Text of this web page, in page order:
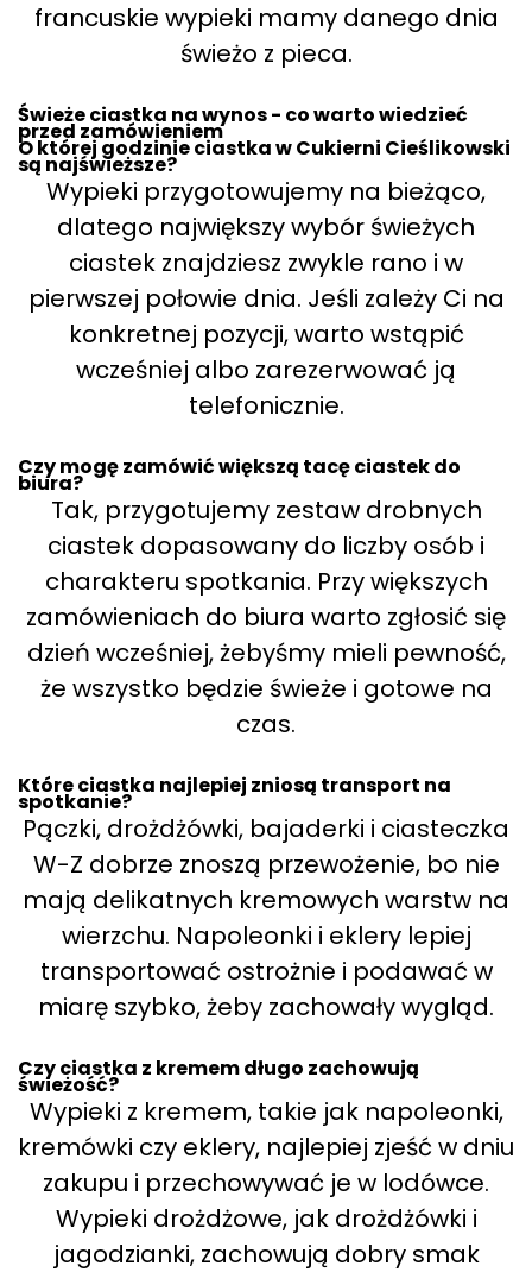
francuskie wypieki mamy danego dnia
świeżo z pieca.
Świeże ciastka na wynos - co warto wiedzieć
przed zamówieniem
O której godzinie ciastka w Cukierni Cieślikowski
są najświeższe?
Wypieki przygotowujemy na bieżąco,
dlatego największy wybór świeżych
ciastek znajdziesz zwykle rano i w
pierwszej połowie dnia. Jeśli zależy Ci na
konkretnej pozycji, warto wstąpić
wcześniej albo zarezerwować ją
telefonicznie.
Czy mogę zamówić większą tacę ciastek do
biura?
Tak, przygotujemy zestaw drobnych
ciastek dopasowany do liczby osób i
charakteru spotkania. Przy większych
zamówieniach do biura warto zgłosić się
dzień wcześniej, żebyśmy mieli pewność,
że wszystko będzie świeże i gotowe na
czas.
Które ciastka najlepiej zniosą transport na
spotkanie?
Pączki, drożdżówki, bajaderki i ciasteczka
W-Z dobrze znoszą przewożenie, bo nie
mają delikatnych kremowych warstw na
wierzchu. Napoleonki i eklery lepiej
transportować ostrożnie i podawać w
miarę szybko, żeby zachowały wygląd.
Czy ciastka z kremem długo zachowują
świeżość?
Wypieki z kremem, takie jak napoleonki,
kremówki czy eklery, najlepiej zjeść w dniu
zakupu i przechowywać je w lodówce.
Wypieki drożdżowe, jak drożdżówki i
jagodzianki, zachowują dobry smak